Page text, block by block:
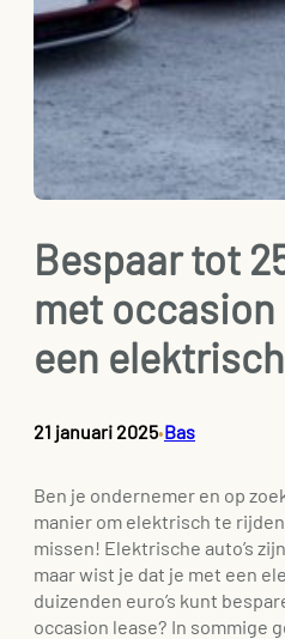
Bespaar tot
met occasion
een
21 januari 2025•Bas
Ben je ondernemer en op
manier om elektrisch te
missen! Elektrische auto’s
maar wist je dat je met een
duizenden euro’s kunt
occasion lease? In sommige